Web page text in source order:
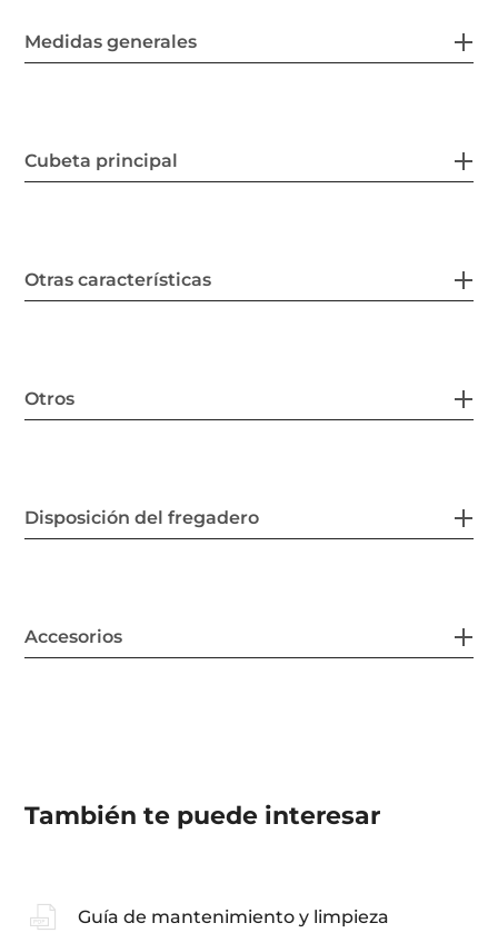
Medidas generales
Cubeta principal
Otras características
Otros
Disposición del fregadero
Accesorios
También te puede interesar
Guía de mantenimiento y limpieza